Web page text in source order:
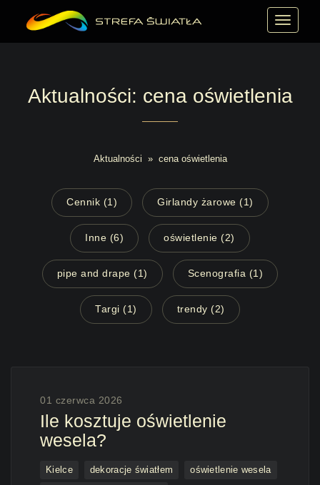
MENU
Aktualności: cena oświetlenia
Aktualności » cena oświetlenia
Cennik (1) Girlandy żarowe (1)
Inne (6) oświetlenie (2)
pipe and drape (1) Scenografia (1)
Targi (1) trendy (2)
01 czerwca 2026
Ile kosztuje oświetlenie
wesela?
Kielce dekoracje światłem
oświetlenie wesela